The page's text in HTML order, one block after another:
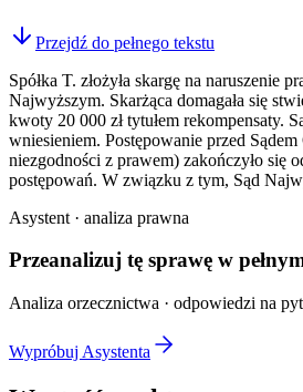
Przejdź do pełnego tekstu
Spółka T. złożyła skargę na
Najwyższym. Skarżąca domagała się
kwoty 20 000 zł tytułem rekompensaty.
wniesieniem. Postępowanie przed
niezgodności z prawem) zakończyło się
postępowań. W związku z tym, Sąd
Asystent · analiza prawna
Przeanalizuj tę sprawę w
Analiza orzecznictwa · odpowiedzi na
Wypróbuj Asystenta